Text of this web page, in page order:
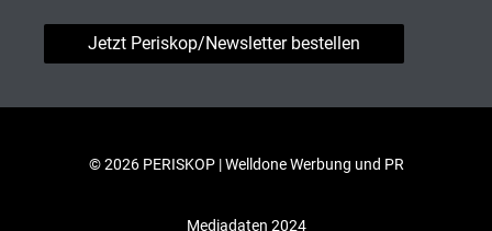
Jetzt Periskop/Newsletter bestellen
© 2026 PERISKOP |Welldone Werbung und PR
Mediadaten 2024